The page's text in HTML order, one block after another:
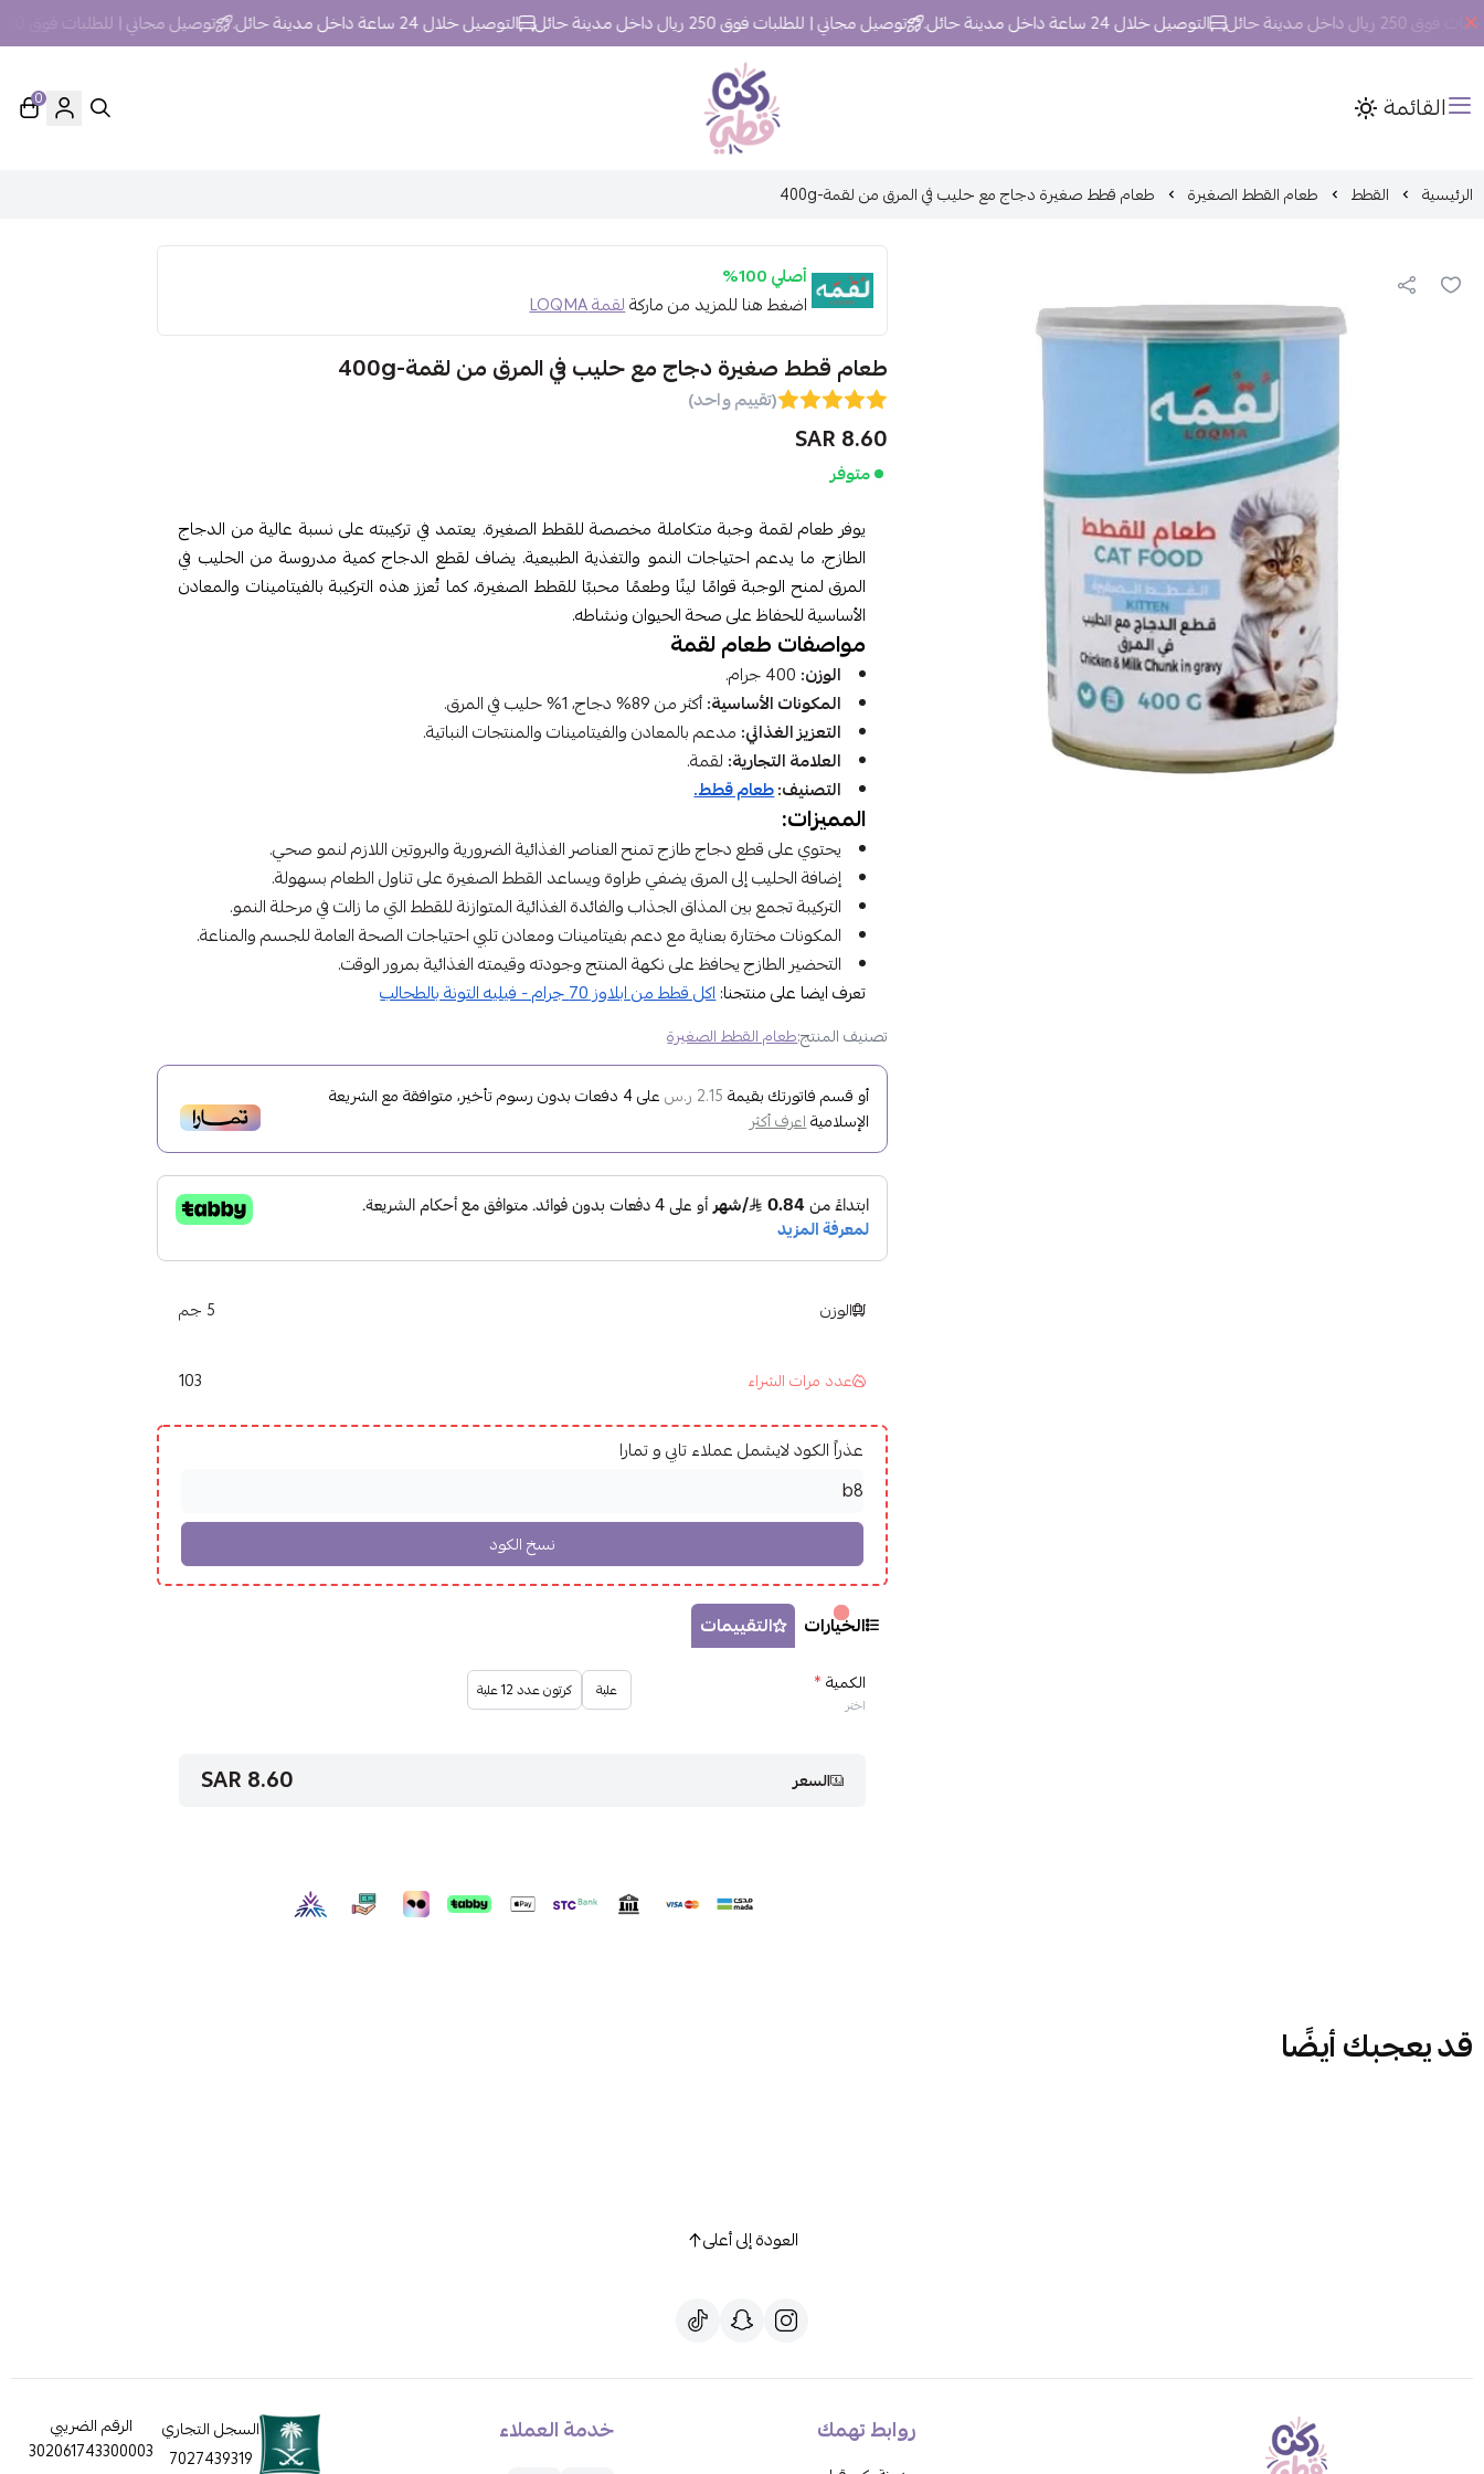
مدينة حائل التوصيل خلال 24 ساعة داخل مدينة حائل. توصيل مجاني | للطلبات فوق 250 ريال داخل مدينة حائل التوصيل خلال 24 ساعة داخل مدينة حائل. توصيل مجاني | للطلبات فوق 250 ريال داخل مدينة حائل
القائمة ركن قطي
0
الرئيسية القطط طعام القطط الصغيرة طعام قطط صغيرة دجاج مع حليب في المرق من لقمة-400g
أصلي 100%
اضغط هنا للمزيد من ماركةلقمة LOQMA
طعام قطط صغيرة دجاج مع حليب في المرق من لقمة-400g
(تقييم واحد)
8.60 SAR
متوفر
يوفر طعام لقمة وجبة متكاملة مخصصة للقطط الصغيرة. يعتمد في تركيبته على نسبة عالية من الدجاج
الطازج، ما يدعم احتياجات النمو والتغذية الطبيعية. يضاف لقطع الدجاج كمية مدروسة من الحليب في
المرق لمنح الوجبة قوامًا لينًا وطعمًا محببًا للقطط الصغيرة، كما تُعزز هذه التركيبة بالفيتامينات والمعادن
الأساسية للحفاظ على صحة الحيوان ونشاطه.
مواصفات طعام لقمة
الوزن:
المكونات الأساسية:أكثر من 89% دجاج، 1% حليب في المرق.
التعزيز الغذائي: مدعم بالمعادن والفيتامينات والمنتجات النباتية.
العلامة التجارية: لقمة.
التصنيف:طعام قطط.
المميزات:
يحتوي على قطع دجاج طازج تمنح العناصر الغذائية الضرورية والبروتين اللازم لنمو صحي.
إضافة الحليب إلى المرق يضفي طراوة ويساعد القطط الصغيرة على تناول الطعام بسهولة.
التركيبة تجمع بين المذاق الجذاب والفائدة الغذائية المتوازنة للقطط التي ما زالت في مرحلة النمو.
المكونات مختارة بعناية مع دعم بفيتامينات ومعادن تلبي احتياجات الصحة العامة للجسم والمناعة.
التحضير الطازج يحافظ على نكهة المنتج وجودته وقيمته الغذائية بمرور الوقت.
تعرف ايضا على منتجنا:اكل قطط من ابلاوز 70 جرام - فيليه التونة بالطحالب
تصنيف المنتج:طعام القطط الصغيرة
أو قسم فاتورتك بقيمة 2.15 ر.س على4 دفعات بدون رسوم تأخير، متوافقة مع الشريعة
الإسلاميةاعرف أكثر
الوزن 5 جم
عدد مرات الشراء 103
عذراً الكود لايشمل عملاء تابي و تمارا
الخيارات التقييمات
الكمية*
اختر
علبة كرتون عدد 12 علبة
السعر 8.60 SAR
قد يعجبك أيضًا
العودة إلى أعلى
روابط تهمك خدمة العملاء
السجل التجاري
7027439319
الرقم الضريبي
302061743300003